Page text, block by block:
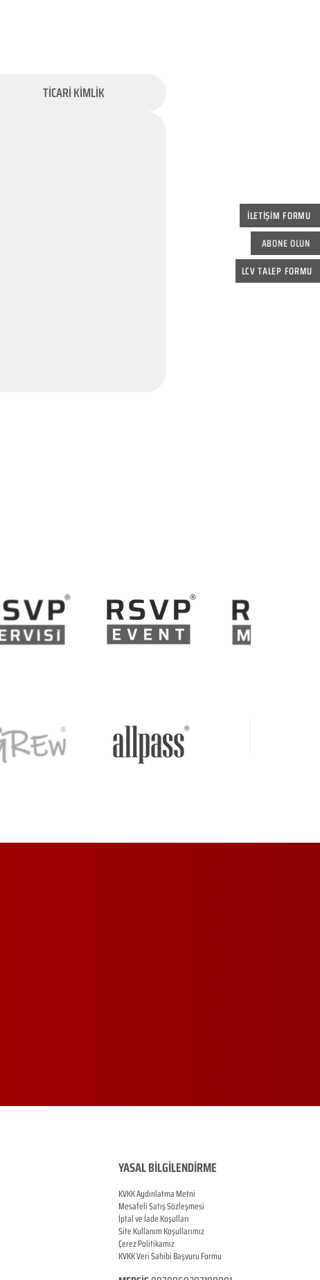
İLETİŞİM FORMU
ABONE OLUN
LCV TALEP FORMU
TİCARİ KİMLİK
YASAL BİLGİLENDİRME
KVKK Aydınlatma Metni
Mesafeli Satış Sözleşmesi
İptal ve İade Koşulları
Site Kullanım Koşullarımız
Çerez Politikamız
KVKK Veri Sahibi Başvuru Formu